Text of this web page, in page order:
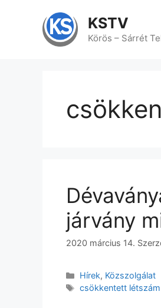
tartalomba
KSTV
Körös – Sárrét
járvány
2020 március 14.
Kategória
Hírek, Közszolgálat
Címkék
csökkentett létszám